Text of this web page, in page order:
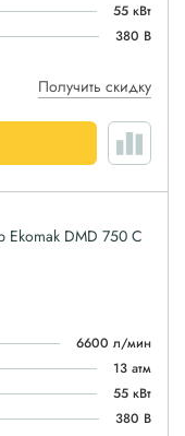
55 кВт
380 В
Получить скидку
Ekomak DMD 750 C
6600 л/мин
13 атм
55 кВт
380 В